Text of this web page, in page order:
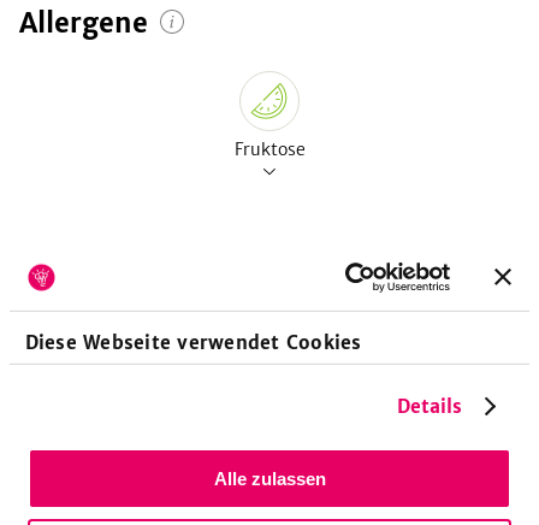
Diese Webseite verwendet Cookies
Details
Alle zulassen
Allergene
Fruktose
Vitamine
Vitamin A-Retinoläquivalent 3 µg
µg
Vitamin E-Alpha-Tocopherol
Vitamin K-Phyllochinon
10 µg